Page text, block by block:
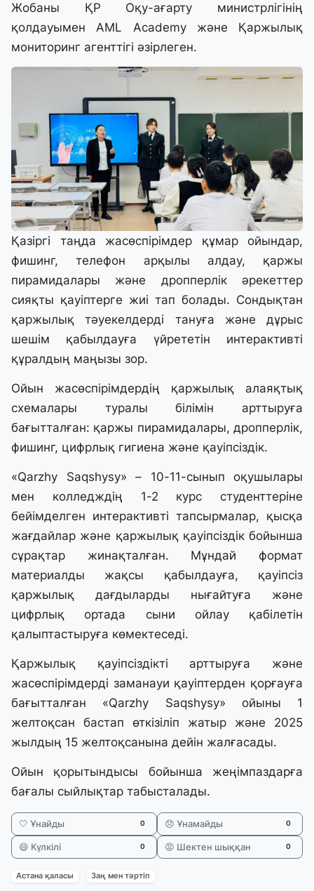
Жобаны ҚР Оқу-ағарту министрлігінің
қолдауымен AML Academy және Қаржылық
мониторинг агенттігі әзірлеген.
Қазіргі таңда жасөспірімдер құмар ойындар,
фишинг, телефон арқылы алдау, қаржы
пирамидалары және дропперлік әрекеттер
сияқты қауіптерге жиі тап болады. Сондықтан
қаржылық тәуекелдерді тануға және дұрыс
шешім қабылдауға үйрететін интерактивті
құралдың маңызы зор.
Ойын жасөспірімдердің қаржылық алаяқтық
схемалары туралы білімін арттыруға
бағытталған: қаржы пирамидалары, дропперлік,
фишинг, цифрлық гигиена және қауіпсіздік.
«Qarzhy Saqshysy» – 10-11-сынып оқушылары
мен колледждің 1-2 курс студенттеріне
бейімделген интерактивті тапсырмалар, қысқа
жағдайлар және қаржылық қауіпсіздік бойынша
сұрақтар жинақталған. Мұндай формат
материалды жақсы қабылдауға, қауіпсіз
қаржылық дағдыларды нығайтуға және
цифрлық ортада сыни ойлау қабілетін
қалыптастыруға көмектеседі.
Қаржылық қауіпсіздікті арттыруға және
жасөспірімдерді заманауи қауіптерден қорғауға
бағытталған «Qarzhy Saqshysy» ойыны 1
желтоқсан бастап өткізіліп жатыр және 2025
жылдың 15 желтоқсанына дейін жалғасады.
Ойын қорытындысы бойынша жеңімпаздарға
бағалы сыйлықтар табысталады.
🤍 Ұнайды 0 😞 Ұнамайды 0
😄 Күлкілі 0 😡 Шектен шыққан 0
Астана қаласы Заң мен тәртіп